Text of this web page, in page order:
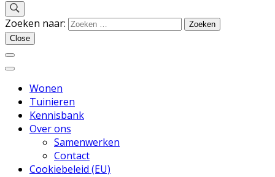
Huizen en Tuinen
Inspiratie voor wonen en tuinieren
Zoeken naar:
Close
Wonen
Tuinieren
Kennisbank
Over ons
Samenwerken
Contact
Cookiebeleid (EU)